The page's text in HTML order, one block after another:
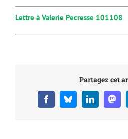
Lettre à Valerie Pecresse 101108
Partagez cet
FacebookBlueskyLinkedIn